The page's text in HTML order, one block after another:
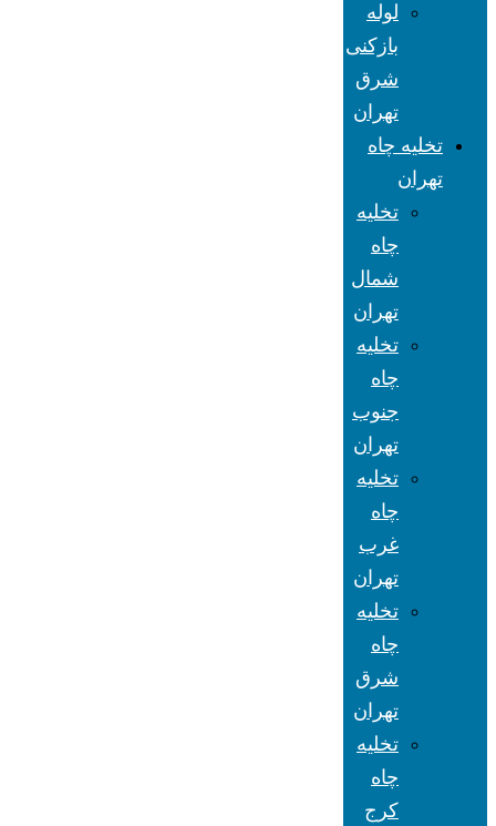
لوله
بازکنی
شرق
تهران
تخلیه چاه
تهران
تخلیه
چاه
شمال
تهران
تخلیه
چاه
جنوب
تهران
تخلیه
چاه
غرب
تهران
تخلیه
چاه
شرق
تهران
تخلیه
چاه
کرج